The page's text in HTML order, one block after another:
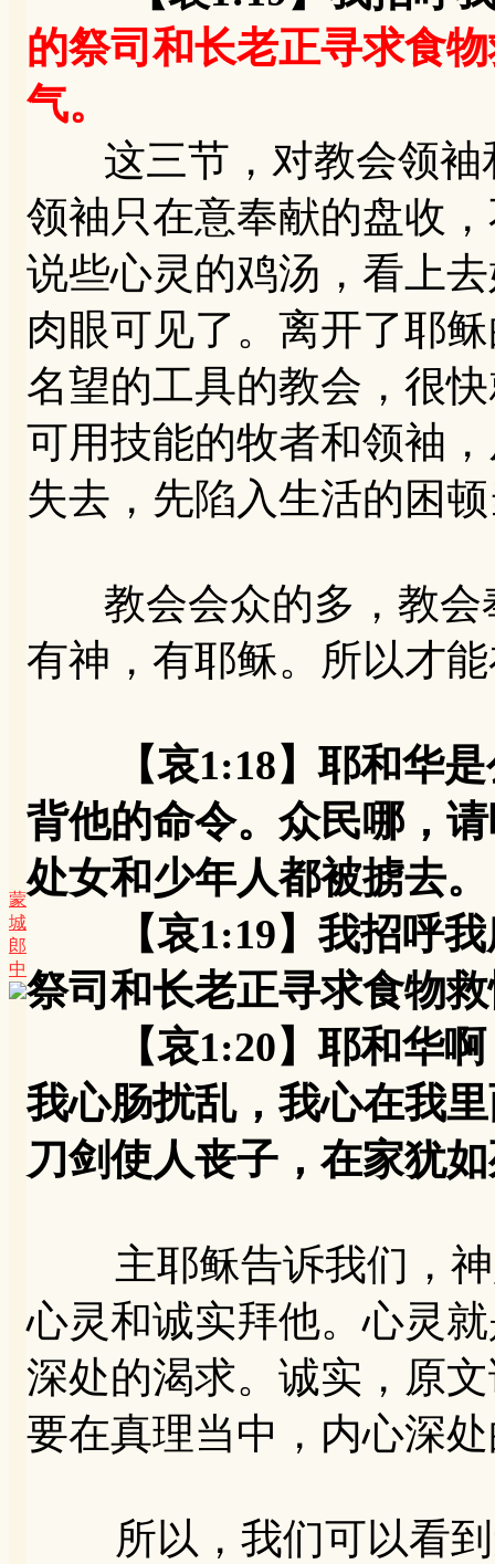
蒙
城
郎
中
的祭司和长老正寻求食
气。
这三节，对教会领袖
领袖只在意奉献的盘收
说些心灵的鸡汤，看上
肉眼可见了。离开了耶
名望的工具的教会，很
可用技能的牧者和领袖
失去，先陷入生活的困
教会会众的多，教会
有神，有耶稣。所以才
【哀1:18】耶和华
背他的命令。众民哪，
处女和少年人都被掳去。
【哀1:19】我招呼我
祭司和长老正寻求食物
【哀1:20】耶和华啊
我心肠扰乱，我心在我
刀剑使人丧子，在家犹
主耶稣告诉我们，神
心灵和诚实拜他。心灵
深处的渴求。诚实，原
要在真理当中，内心深
所以，我们可以看到